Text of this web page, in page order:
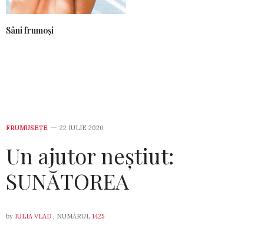
Sâni frumoși
FRUMUSEȚE 22 IULIE 2020
Un ajutor neștiut:
SUNĂTOREA
by IULIA VLAD , NUMĂRUL 1425